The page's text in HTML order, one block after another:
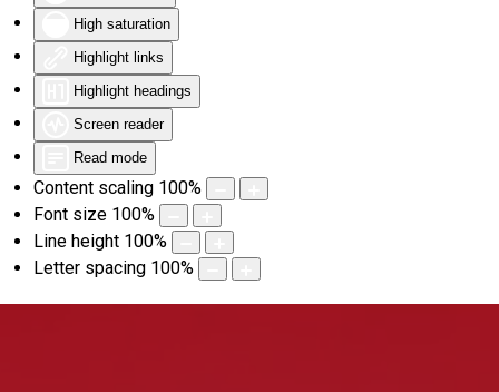
High saturation
Highlight links
Highlight headings
Screen reader
Read mode
Content scaling 100%
Font size 100%
Line height 100%
Letter spacing 100%